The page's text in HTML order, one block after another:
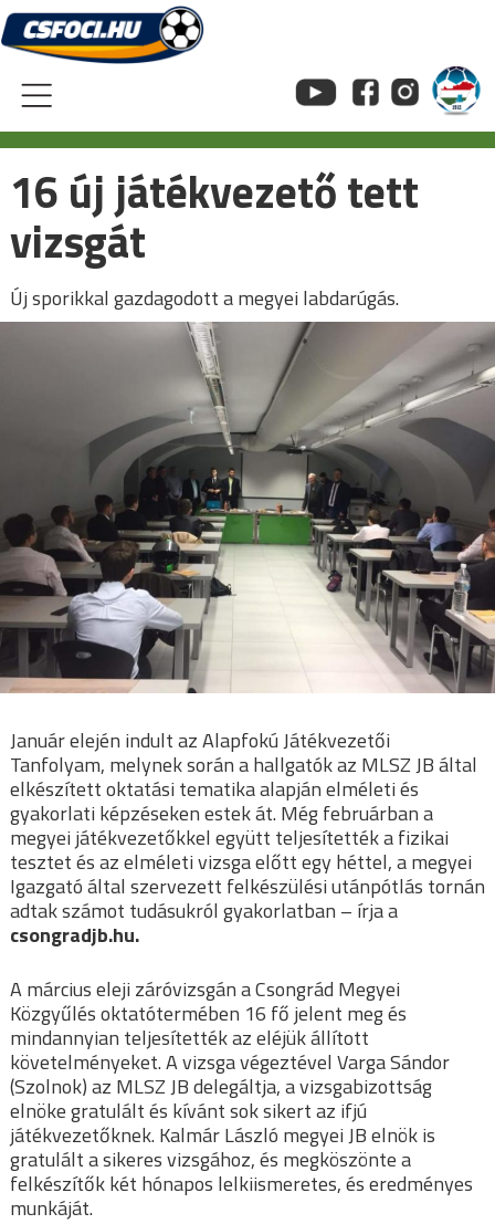
Skip
to
content
16 új játékvezető tett
vizsgát
Új sporikkal gazdagodott a megyei labdarúgás.
Január elején indult az Alapfokú Játékvezetői
Tanfolyam, melynek során a hallgatók az MLSZ JB által
elkészített oktatási tematika alapján elméleti és
gyakorlati képzéseken estek át. Még februárban a
megyei játékvezetőkkel együtt teljesítették a fizikai
tesztet és az elméleti vizsga előtt egy héttel, a megyei
Igazgató által szervezett felkészülési utánpótlás tornán
adtak számot tudásukról gyakorlatban – írja a
csongradjb.hu.
A március eleji záróvizsgán a Csongrád Megyei
Közgyűlés oktatótermében 16 fő jelent meg és
mindannyian teljesítették az eléjük állított
követelményeket. A vizsga végeztével Varga Sándor
(Szolnok) az MLSZ JB delegáltja, a vizsgabizottság
elnöke gratulált és kívánt sok sikert az ifjú
játékvezetőknek. Kalmár László megyei JB elnök is
gratulált a sikeres vizsgához, és megköszönte a
felkészítők két hónapos lelkiismeretes, és eredményes
munkáját.